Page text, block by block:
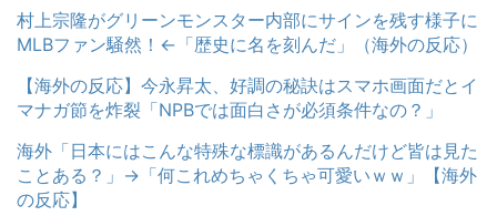
村上宗隆がグリーンモンスター内部にサインを残す様子に
MLBファン騒然！←「歴史に名を刻んだ」（海外の反応）
【海外の反応】今永昇太、好調の秘訣はスマホ画面だとイ
マナガ節を炸裂「NPBでは面白さが必須条件なの？」
海外「日本にはこんな特殊な標識があるんだけど皆は見た
ことある？」→「何これめちゃくちゃ可愛いｗｗ」【海外
の反応】